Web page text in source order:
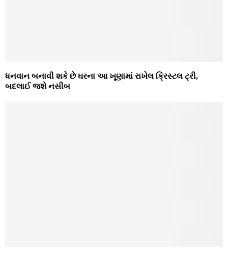
ધનવાન બનાવી શકે છે ઘરના આ ખૂણામાં રાખેલ ક્રિસ્ટલ ટ્રી,
બદલાઈ જશે નસીબ